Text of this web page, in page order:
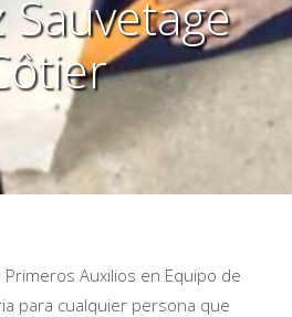
Primeros Auxilios en Equipo de
para cualquier persona que